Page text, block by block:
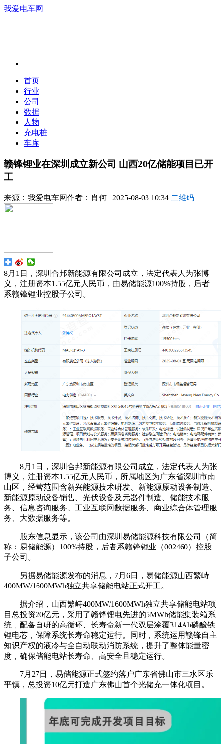
我爱电车网
首页
行业
公司
数据
人物
充电桩
车库
赣锋锂业在深圳成立新公司 山西20亿储能项目已开
工
来源： 我爱电车网作者： 肖何 2025-08-03 10:34 二维码
8月1日，深圳合邦新能源有限公司成立，法定代表人为张博
义，注册资本1.55亿元人民币，由易储能源100%持股，后者
系赣锋锂业控股子公司。
8月1日，深圳合邦新能源有限公司成立，法定代表人为张
博义，注册资本1.55亿元人民币，所属地区为广东省深圳市南
山区，经营范围含新兴能源技术研发、新能源原动设备制造、
新能源原动设备销售、光伏设备及元器件制造、储能技术服
务、信息咨询服务、工业互联网数据服务、商业综合体管理服
务、大数据服务等。
股东信息显示，该公司由深圳易储能源科技有限公司（简
称：易储能源）100%持股，后者系赣锋锂业（002460）控股
子公司。
另据易储能源发布的消息，7月6日，易储能源山西繁峙
400MW/1600MWh独立共享储能电站正式开工。
据介绍，山西繁峙400MW/1600MWh独立共享储能电站项
目总投资20亿元，采用了赣锋锂电先进的5MWh储能集装箱系
统，配备自研的高循环、长寿命新一代双层涂覆314Ah磷酸铁
锂电芯，保障系统长寿命稳定运行。同时，系统运用赣锋自主
知识产权的液冷与全自动联动消防系统，提升了整体能量密
度，确保储能电站长寿命、高安全且稳定运行。
7月27日，易储能源正式签约落户广东省佛山市三水区乐
平镇，总投资10亿元打造广东佛山首个光储充一体化项目。